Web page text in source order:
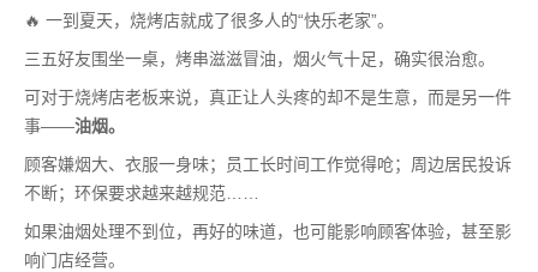
🔥 一到夏天，烧烤店就成了很多人的“快乐老家”。
三五好友围坐一桌，烤串滋滋冒油，烟火气十足，确实很治愈。
可对于烧烤店老板来说，真正让人头疼的却不是生意，而是另一件
事——油烟。
顾客嫌烟大、衣服一身味；员工长时间工作觉得呛；周边居民投诉
不断；环保要求越来越规范……
如果油烟处理不到位，再好的味道，也可能影响顾客体验，甚至影
响门店经营。